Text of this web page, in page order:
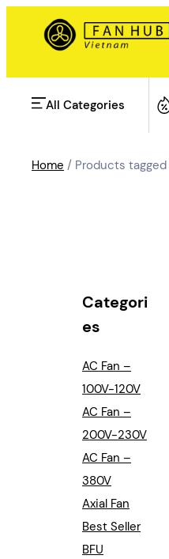
All Categories
AHU Fan
Refrigeration Fan
Industrial Automation
Cleanroom Fan
Air Purification
Cabinet Fan
Inverter Fan
Categori
es
AC Fan –
100V-120V
AC Fan –
200V-230V
AC Fan –
380V
Axial Fan
Best Seller
BFU
Home / Products